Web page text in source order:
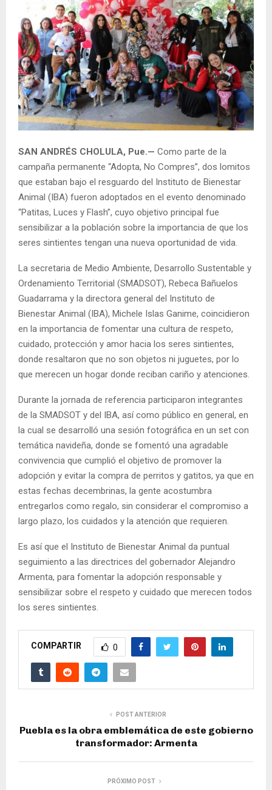
SAN ANDRÉS CHOLULA, Pue.— Como parte de la
campaña permanente “Adopta, No Compres”, dos lomitos
que estaban bajo el resguardo del Instituto de Bienestar
Animal (IBA) fueron adoptados en el evento denominado
“Patitas, Luces y Flash”, cuyo objetivo principal fue
sensibilizar a la población sobre la importancia de que los
seres sintientes tengan una nueva oportunidad de vida.
La secretaria de Medio Ambiente, Desarrollo Sustentable y
Ordenamiento Territorial (SMADSOT), Rebeca Bañuelos
Guadarrama y la directora general del Instituto de
Bienestar Animal (IBA), Michele Islas Ganime, coincidieron
en la importancia de fomentar una cultura de respeto,
cuidado, protección y amor hacia los seres sintientes,
donde resaltaron que no son objetos ni juguetes, por lo
que merecen un hogar donde reciban cariño y atenciones.
Durante la jornada de referencia participaron integrantes
de la SMADSOT y del IBA, así como público en general, en
la cual se desarrolló una sesión fotográfica en un set con
temática navideña, donde se fomentó una agradable
convivencia que cumplió el objetivo de promover la
adopción y evitar la compra de perritos y gatitos, ya que en
estas fechas decembrinas, la gente acostumbra
entregarlos como regalo, sin considerar el compromiso a
largo plazo, los cuidados y la atención que requieren.
Es así que el Instituto de Bienestar Animal da puntual
seguimiento a las directrices del gobernador Alejandro
Armenta, para fomentar la adopción responsable y
sensibilizar sobre el respeto y cuidado que merecen todos
los seres sintientes.
COMPARTIR 0
POST ANTERIOR
Puebla es la obra emblemática de este gobierno
transformador: Armenta
PRÓXIMO POST